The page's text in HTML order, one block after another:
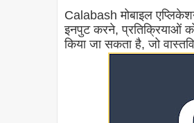
Calabash मोबाइल
इनपुट करने, प्रतिक्रियाओं
किया जा सकता है, जो